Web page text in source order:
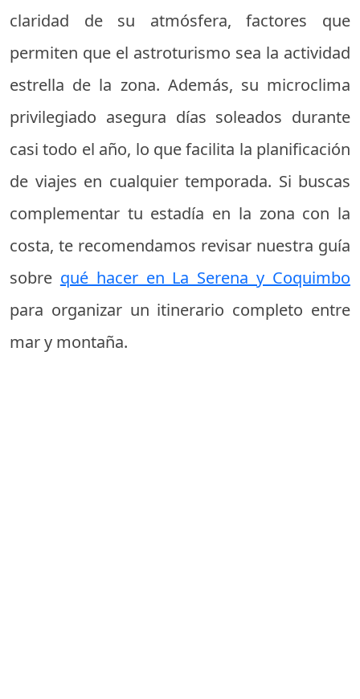
claridad de su atmósfera, factores que
permiten que el astroturismo sea la actividad
estrella de la zona. Además, su microclima
privilegiado asegura días soleados durante
casi todo el año, lo que facilita la planificación
de viajes en cualquier temporada. Si buscas
complementar tu estadía en la zona con la
costa, te recomendamos revisar nuestra guía
sobre qué hacer en La Serena y Coquimbo
para organizar un itinerario completo entre
mar y montaña.